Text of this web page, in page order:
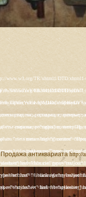
logo {width:400px;height:200px;} </style> <script src="/media/system/js/mootools-core.js" type="text/javascript"></script> <script src="/media/system/js/core.js" type="text/javascript"></script> <script src="/media/system/js/caption.js" type="text/javascript"></script> <script src="/media/system/js/mootools-more.js" type="text/javascript"></script> <script src="/plugins/system/rokbox/assets/js/rokbox.js" type="text/javascript"></script> <script src="/libraries/gantry/js/gantry-inputs.js" type="text/javascript"></script> <script src="/libraries/gantry/js/browser-engines.js" type="text/javascript"></script> <script src="/modules/mod_roknavmenu/themes/fusion/js/fusion.js" type="text/javascript"></script> <script src="/modules/mod_roknewspager/tmpl/js/roknewspager.js" type="text/javascript"></script> <script src="http://antik.1kzn.ru/modules/mod_rizlogin/js/jquery.min.js" type="text/javascript"></script> <script src="http://antik.1kzn.ru/modules/mod_rizlogin/js/jquery-ui.min.js" type="text/javascript"></script> <script src="http://antik.1kzn.ru/modules/mod_rizlogin/js/side-bar.js" type="text/javascript"></script> <script src="/modules/mod_rokajaxsearch/js/rokajaxsearch.js" type="text/javascript"></script> <script type="text/javascript"> window.addEvent('load', function() { new JCaption('img.caption'); }); if (typeof RokBoxSettings == 'undefined') RokBoxSettings = {pc: '100'}; InputsExclusion.push('.content_vote','#rt-popup','#vmMainPage') window.addEvent('domready',
logo {width:400px;height:200px;} </style> <script src="/media/system/js/mootools-core.js" type="text/javascript"></script> <script src="/media/system/js/core.js" type="text/javascript"></script> <script src="/media/system/js/caption.js" type="text/javascript"></script> <script src="/media/system/js/mootools-more.js" type="text/javascript"></script> <script src="/plugins/system/rokbox/assets/js/rokbox.js" type="text/javascript"></script> <script src="/libraries/gantry/js/gantry-inputs.js" type="text/javascript"></script> <script src="/libraries/gantry/js/browser-engines.js" type="text/javascript"></script> <script src="/modules/mod_roknavmenu/themes/fusion/js/fusion.js" type="text/javascript"></script> <script src="/modules/mod_roknewspager/tmpl/js/roknewspager.js" type="text/javascript"></script> <script src="http://antik.1kzn.ru/modules/mod_rizlogin/js/jquery.min.js" type="text/javascript"></script> <script src="http://antik.1kzn.ru/modules/mod_rizlogin/js/jquery-ui.min.js" type="text/javascript"></script> <script src="http://antik.1kzn.ru/modules/mod_rizlogin/js/side-bar.js" type="text/javascript"></script> <script src="/modules/mod_rokajaxsearch/js/rokajaxsearch.js" type="text/javascript"></script> <script type="text/javascript"> window.addEvent('load', function() { new JCaption('img.caption'); }); if (typeof RokBoxSettings == 'undefined') RokBoxSettings = {pc: '100'}; InputsExclusion.push('.content_vote','#rt-popup','#vmMainPage') window.addEvent('domready',
антиквариата http://